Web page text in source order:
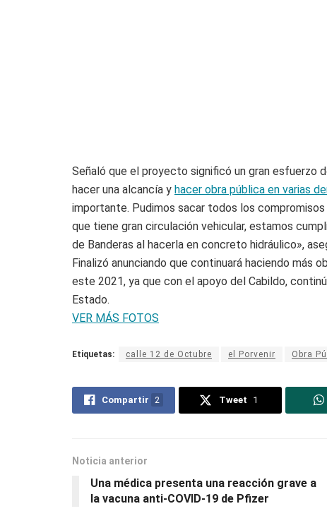
Señaló que el proyecto significó un gran esfuerzo
hacer una alcancía y hacer obra pública en varias
importante. Pudimos sacar todos los
que tiene gran circulación vehicular, estamos
de Banderas al hacerla en concreto hidráulico»,
Finalizó anunciando que continuará haciendo más
este 2021, ya que con el apoyo del Cabildo,
Estado.
VER MÁS FOTOS
Etiquetas: calle 12 de Octubre el Porvenir Obra
Compartir 2 Tweet 1
Noticia anterior
Una médica presenta una reacción grave a
la vacuna anti-COVID-19 de Pfizer